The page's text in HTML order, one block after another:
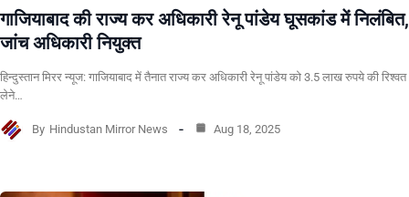
गाजियाबाद की राज्य कर अधिकारी रेनू पांडेय घूसकांड में निलंबित,
जांच अधिकारी नियुक्त
हिन्दुस्तान मिरर न्यूज: गाजियाबाद में तैनात राज्य कर अधिकारी रेनू पांडेय को 3.5 लाख रुपये की रिश्वत
लेने…
By Hindustan Mirror News Aug 18, 2025